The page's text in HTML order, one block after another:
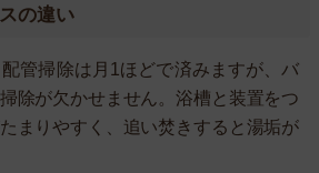
の違い
管掃除は月1ほどで済みますが、バ
除が欠かせません。浴槽と装置をつ
まりやすく、追い焚きすると湯垢が